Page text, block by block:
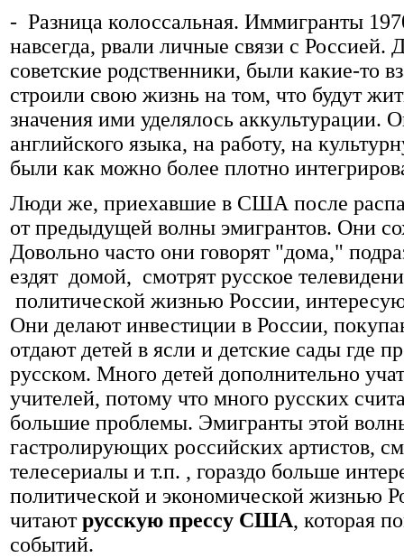
- Разница колоссальная. Иммигранты
навсегда, рвали личные связи с Россией.
советские родственники, были какие-то
строили свою жизнь на том, что будут
значения ими уделялось аккультурации.
английского языка, на работу, на
были как можно более плотно
Люди же, приехавшие в США после
от предыдущей волны эмигрантов. Они
Довольно часто они говорят "дома,"
ездят домой, смотрят русское
политической жизнью России,
Они делают инвестиции в России,
отдают детей в ясли и детские сады где
русском. Много детей дополнительно
учителей, потому что много русских
большие проблемы. Эмигранты этой
гастролирующих российских артистов,
телесериалы и т.п. , гораздо больше
политической и экономической жизнью
читаютрусскую прессу США, которая
событий.